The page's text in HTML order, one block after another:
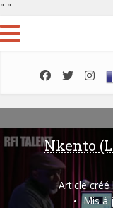
" "
Nkento
Article créé
Mis à